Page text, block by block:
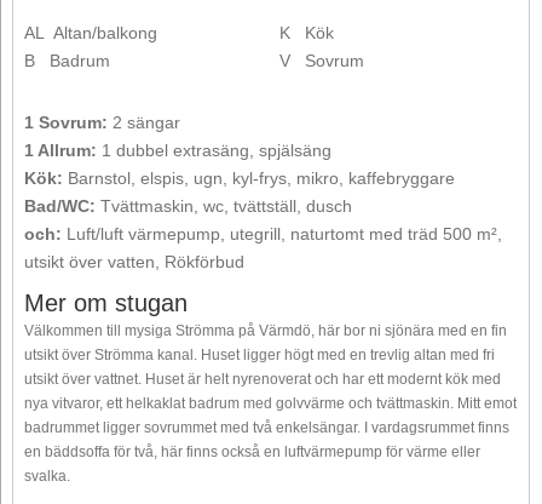
AL
Altan/balkong
B
Badrum
K
Kök
V
Sovrum
1 Sovrum: 2 sängar
1 Allrum: 1 dubbel extrasäng, spjälsäng
Kök: Barnstol, elspis, ugn, kyl-frys, mikro, kaffebryggare
Bad/WC: Tvättmaskin, wc, tvättställ, dusch
och: Luft/luft värmepump, utegrill, naturtomt med träd 500 m²,
utsikt över vatten, Rökförbud
Mer om stugan
Välkommen till mysiga Strömma på Värmdö, här bor ni sjönära med en fin
utsikt över Strömma kanal. Huset ligger högt med en trevlig altan med fri
utsikt över vattnet. Huset är helt nyrenoverat och har ett modernt kök med
nya vitvaror, ett helkaklat badrum med golvvärme och tvättmaskin. Mitt emot
badrummet ligger sovrummet med två enkelsängar. I vardagsrummet finns
en bäddsoffa för två, här finns också en luftvärmepump för värme eller
svalka.